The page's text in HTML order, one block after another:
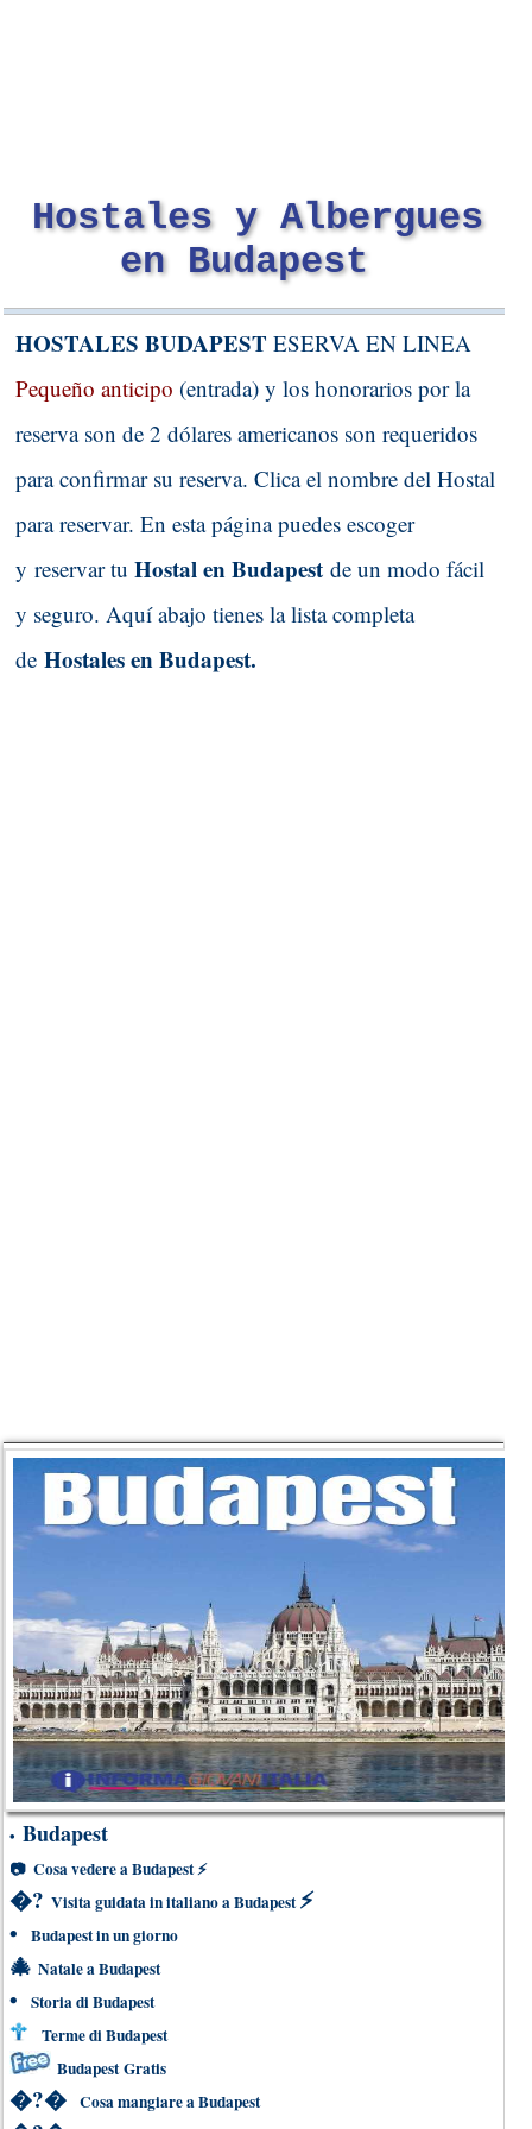
Hostales y Albergues
en Budapest
HOSTALES BUDAPEST ESERVA EN LINEA
Pequeño anticipo (entrada) y los honorarios por la
reserva son de 2 dólares americanos son requeridos
para confirmar su reserva. Clica el nombre del Hostal
para reservar. En esta página puedes escoger
y reservar tu Hostal en Budapest de un modo fácil
y seguro. Aquí abajo tienes la lista completa
de Hostales en Budapest.
• Budapest
📷 Cosa vedere a Budapest ⚡
�? Visita guidata in italiano a Budapest⚡
• Budapest in un giorno
🎄 Natale a Budapest
• Storia di Budapest
Terme di Budapest
Budapest Gratis
�?� Cosa mangiare a Budapest